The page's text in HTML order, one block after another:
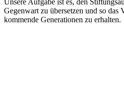
Unsere Aufgabe ist es, den
Gegenwart zu übersetzen und so das
kommende Generationen zu erhalten.